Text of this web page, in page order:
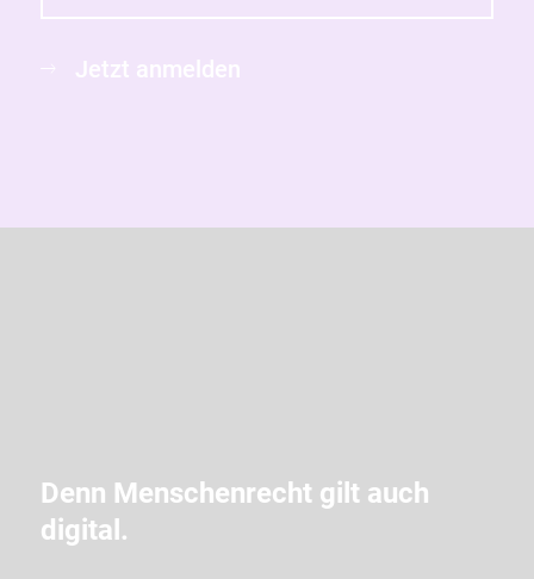
i
C
A
Jetzt anmelden
Denn Menschenrecht gilt auch
digital.